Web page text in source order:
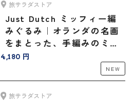
旅サラダストア
Just Dutch ミッフィー編
みぐるみ｜オランダの名画
をまとった、手編みのミッ
フィーと旅へ
4,180 円
NEW
旅サラダストア